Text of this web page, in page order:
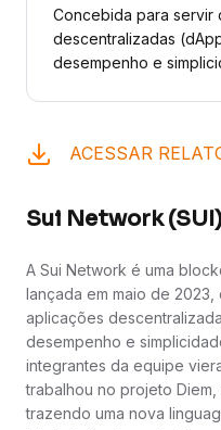
Concebida para servir
descentralizadas
desempenho e
ACESSAR
Sui Network
A Sui Network é uma
lançada em maio de
aplicações
desempenho e
integrantes da equipe
trabalhou no projeto
trazendo uma nova